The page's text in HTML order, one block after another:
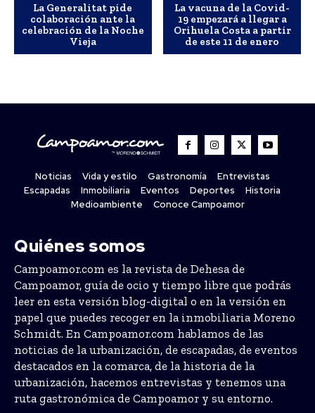
La Generalitat pide
colaboración ante la
celebración de la Noche
Vieja
La vacuna de la Covid-
19 empezará a llegar a
Orihuela Costa a partir
de este 11 de enero
Noticias Vida y estilo Gastronomía
Entrevistas
Escapadas
Inmobiliaria Eventos Deportes
Historia
Medioambiente
Conoce Campoamor
Quiénes somos
Campoamor.com es la revista de Dehesa de
Campoamor, guía de ocio y tiempo libre que podrás
leer en esta versión blog-digital o en la versión en
papel que puedes recoger en la inmobiliaria Moreno
Schmidt. En Campoamor.com hablamos de las
noticias de la urbanización, de escapadas, de eventos
destacados en la comarca, de la historia de la
urbanización, hacemos entrevistas y tenemos una
ruta gastronómica de Campoamor y su entorno.